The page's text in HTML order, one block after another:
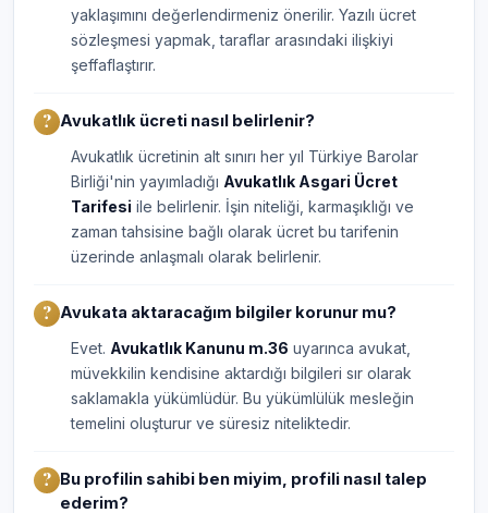
yaklaşımını değerlendirmeniz önerilir. Yazılı ücret
sözleşmesi yapmak, taraflar arasındaki ilişkiyi
şeffaflaştırır.
Avukatlık ücreti nasıl belirlenir?
Avukatlık ücretinin alt sınırı her yıl Türkiye Barolar
Birliği'nin yayımladığı Avukatlık Asgari Ücret
Tarifesi ile belirlenir. İşin niteliği, karmaşıklığı ve
zaman tahsisine bağlı olarak ücret bu tarifenin
üzerinde anlaşmalı olarak belirlenir.
Avukata aktaracağım bilgiler korunur mu?
Evet. Avukatlık Kanunu m.36 uyarınca avukat,
müvekkilin kendisine aktardığı bilgileri sır olarak
saklamakla yükümlüdür. Bu yükümlülük mesleğin
temelini oluşturur ve süresiz niteliktedir.
Bu profilin sahibi ben miyim, profili nasıl talep
ederim?